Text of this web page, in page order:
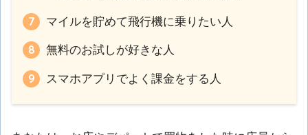
マイルを貯めて飛行機に乗りたい人
無料のお試しが好きな人
スマホアプリでよく課金をする人